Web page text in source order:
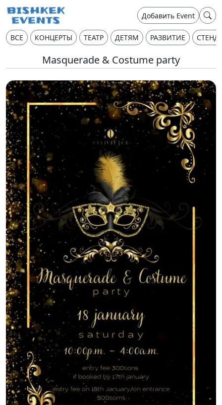
Добавить Event
ВСЕ КОНЦЕРТЫ ТЕАТР ДЕТЯМ РАЗВИТИЕ
Masquerade & Costume party